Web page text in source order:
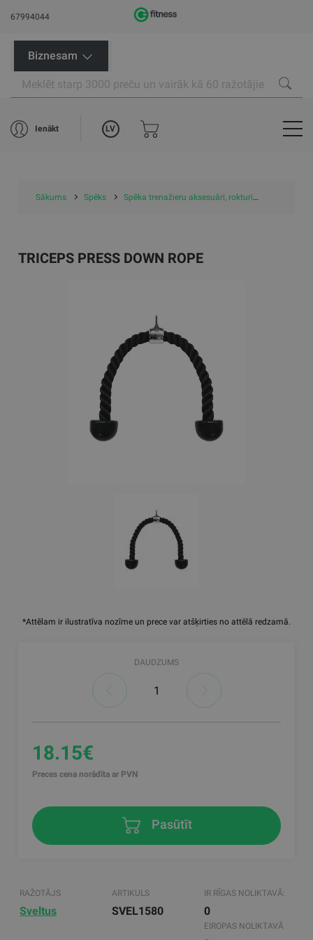
67994044
Biznesam
Ienākt LV
Sākums Spēks Spēka trenažieru aksesuāri, rokturi
*Attēlam ir ilustratīva nozīme un prece var atšķirties no attēlā redzamā.
TRICEPS PRESS DOWN ROPE
DAUDZUMS
18.15€
Preces cena norādīta ar PVN
Pasūtīt
RAŽOTĀJS
Sveltus
ARTIKULS
SVEL1580
IR RĪGAS NOLIKTAVĀ:
0
EIROPAS NOLIKTAVĀ